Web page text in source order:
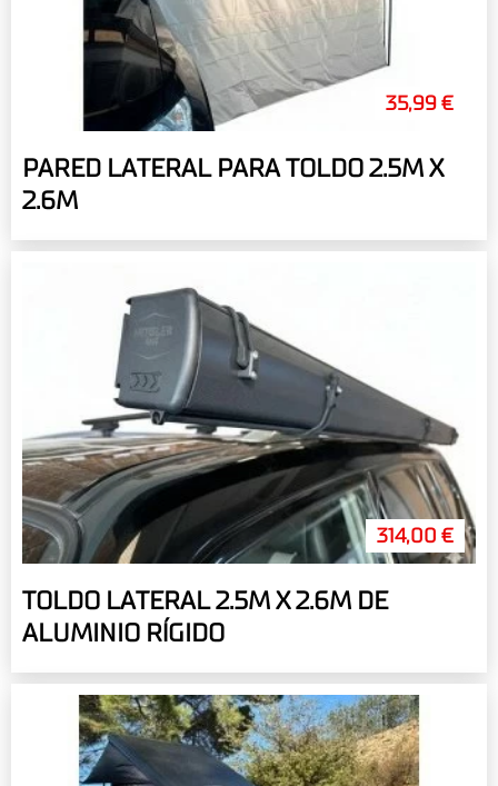
35,99 €
PARED LATERAL PARA TOLDO 2.5M X
2.6M
314,00 €
TOLDO LATERAL 2.5M X 2.6M DE
ALUMINIO RÍGIDO